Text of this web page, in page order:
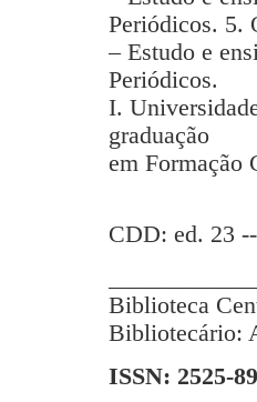
Periódicos. 5.
– Estudo e
Periódicos.
I.
graduação
em Formação
CDD: ed. 23
Biblioteca
Bibliotecário:
ISSN: 2525-